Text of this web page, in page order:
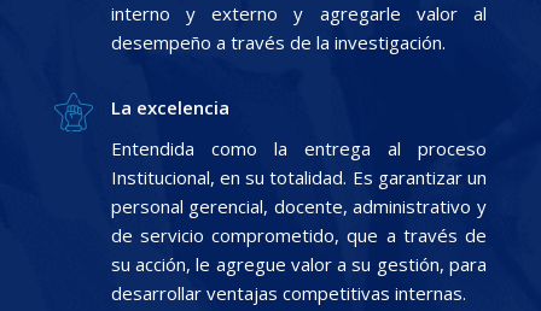
interno y externo y agregarle valor al
desempeño a través de la investigación.
La excelencia
Entendida como la entrega al proceso
Institucional, en su totalidad. Es garantizar un
personal gerencial, docente, administrativo y
de servicio comprometido, que a través de
su acción, le agregue valor a su gestión, para
desarrollar ventajas competitivas internas.